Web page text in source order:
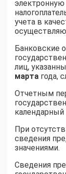
учета в
Банковские
лиц,
марта года,
Отчетным
календарный
При
сведения
значениями.
Сведения